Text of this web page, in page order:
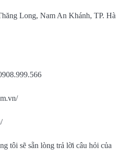
Long, Nam An Khánh, TP. Hà
tôi sẽ sẵn lòng trả lời câu hỏi của